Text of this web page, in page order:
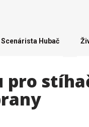
Scenárista Hubač